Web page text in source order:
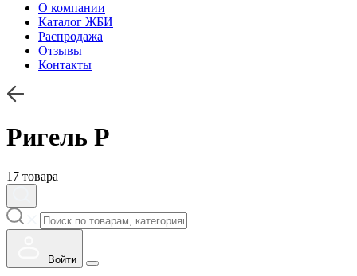
О компании
Каталог ЖБИ
Распродажа
Отзывы
Контакты
Ригель Р
17 товара
Войти